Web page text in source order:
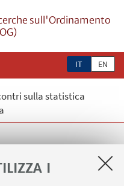
I
sull'Ordinamento
IT EN
sulla statistica